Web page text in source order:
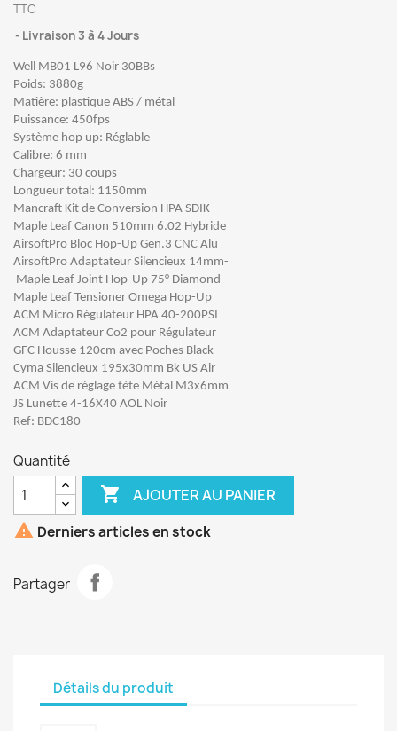
TTC
Livraison 3 à 4 Jours
Well MB01 L96 Noir 30BBs
Poids: 3880g
Matière: plastique ABS / métal
Puissance: 450fps
Système hop up: Réglable
Calibre: 6 mm
Chargeur: 30 coups
Longueur total: 1150mm
Mancraft Kit de Conversion HPA SDIK
Maple Leaf Canon 510mm 6.02 Hybride
AirsoftPro Bloc Hop-Up Gen.3 CNC Alu
AirsoftPro Adaptateur Silencieux 14mm-
Maple Leaf Joint Hop-Up 75° Diamond
Maple Leaf Tensioner Omega Hop-Up
ACM Micro Régulateur HPA 40-200PSI
ACM Adaptateur Co2 pour Régulateur
GFC Housse 120cm avec Poches Black
Cyma Silencieux 195x30mm Bk US Air
ACM Vis de réglage tète Métal M3x6mm
JS Lunette 4-16X40 AOL Noir
Ref: BDC180
Quantité
 AJOUTER AU PANIER
 Derniers articles en stock
Partager
Détails du produit